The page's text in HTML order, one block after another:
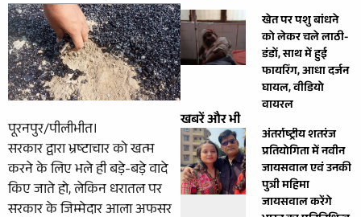
पूरनपुर/पीलीभीत।
सरकार द्वारा भ्रष्टाचार को खत्म
करने के लिए भले ही बड़े-बड़े वादे
किए जाते हो, लेकिन धरातल पर
सरकार के जिम्मेदार आला अफसर
खेत पर पशु बांधने
को लेकर चले लाठी-
डंडों, साथ में हुई
फायरिंग, आधा दर्जन
घायल, वीडियो
वायरल
खबरें और भी
अंतर्राष्ट्रीय शतरंज
प्रतियोगिता में नवीन
जायसवाल एवं उनकी
पुत्री महिमा
जायसवाल करेंगे